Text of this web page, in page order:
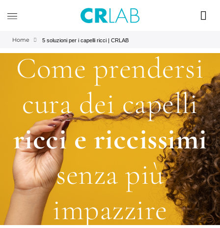
Home 5 soluzioni per i capelli ricci | CRLAB
Come prendersi
cura dei capelli
ricci e riccissimi
senza più
impazzire